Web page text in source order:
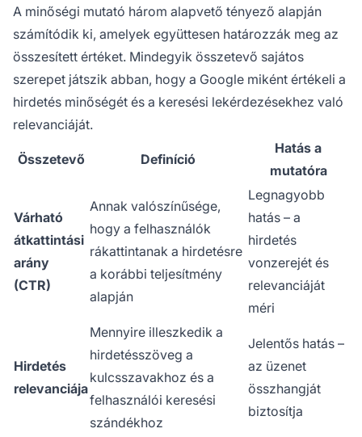
A minőségi mutató három alapvető tényező alapján
számítódik ki, amelyek együttesen határozzák meg az
összesített értéket. Mindegyik összetevő sajátos
szerepet játszik abban, hogy a Google miként értékeli a
hirdetés minőségét és a keresési lekérdezésekhez való
relevanciáját.
Összetevő Definíció
Hatás a
mutatóra
Várható
átkattintási
arány
(CTR)
Annak valószínűsége,
hogy a felhasználók
rákattintanak a hirdetésre
a korábbi teljesítmény
alapján
Legnagyobb
hatás – a
hirdetés
vonzerejét és
relevanciáját
méri
Hirdetés
relevanciája
Mennyire illeszkedik a
hirdetésszöveg a
kulcsszavakhoz és a
felhasználói keresési
szándékhoz
Jelentős hatás –
az üzenet
összhangját
biztosítja